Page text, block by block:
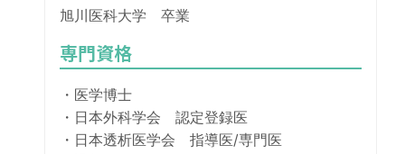
旭川医科大学 卒業
専門資格
・医学博士
・日本外科学会 認定登録医
・日本透析医学会 指導医/専門医